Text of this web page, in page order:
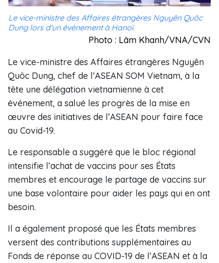
Le vice-ministre des Affaires étrangères Nguyên Quôc
Dung lors d'un événement à Hanoï.
Photo : Lâm Khanh/VNA/CVN
Le vice-ministre des Affaires étrangères Nguyên
Quôc Dung, chef de l’ASEAN SOM Vietnam, à la
tête une délégation vietnamienne à cet
événement, a salué les progrès de la mise en
œuvre des initiatives de l’ASEAN pour faire face
au Covid-19.
Le responsable a suggéré que le bloc régional
intensifie l’achat de vaccins pour ses États
membres et encourage le partage de vaccins sur
une base volontaire pour aider les pays qui en ont
besoin.
Il a également proposé que les États membres
versent des contributions supplémentaires au
Fonds de réponse au COVID-19 de l’ASEAN et à la